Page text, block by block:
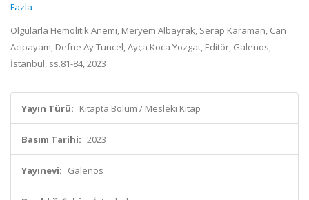
Fazla
Olgularla Hemolitik Anemi, Meryem Albayrak, Serap Karaman, Can
Acıpayam, Defne Ay Tuncel, Ayça Koca Yozgat, Editör, Galenos,
İstanbul, ss.81-84, 2023
Yayın Türü: Kitapta Bölüm / Mesleki Kitap
Basım Tarihi: 2023
Yayınevi: Galenos